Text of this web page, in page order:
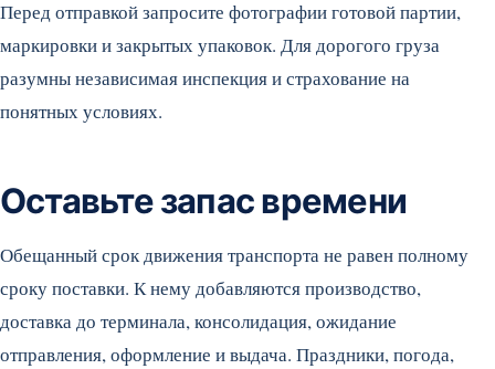
Перед отправкой запросите фотографии готовой партии,
маркировки и закрытых упаковок. Для дорогого груза
разумны независимая инспекция и страхование на
понятных условиях.
Оставьте запас времени
Обещанный срок движения транспорта не равен полному
сроку поставки. К нему добавляются производство,
доставка до терминала, консолидация, ожидание
отправления, оформление и выдача. Праздники, погода,